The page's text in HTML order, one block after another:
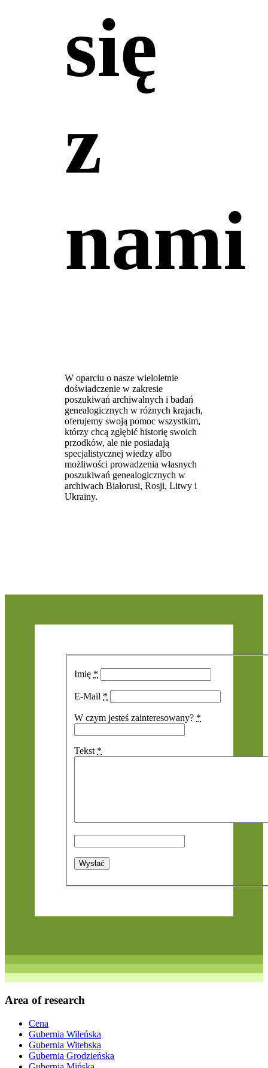
się
z
nami
W oparciu o nasze wieloletnie
doświadczenie w zakresie
poszukiwań archiwalnych i badań
genealogicznych w różnych krajach,
oferujemy swoją pomoc wszystkim,
którzy chcą zgłębić historię swoich
przodków, ale nie posiadają
specjalistycznej wiedzy albo
możliwości prowadzenia własnych
poszukiwań genealogicznych w
archiwach Białorusi, Rosji, Litwy i
Ukrainy.
Imię *
E-Mail *
W czym jesteś zainteresowany? *
Tekst *
Area of research
Cena
Gubernia Wileńska
Gubernia Witebska
Gubernia Grodzieńska